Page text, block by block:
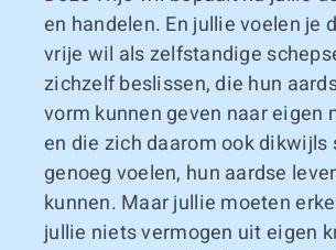
en handelen. En jullie voelen je
vrije wil als zelfstandige
zichzelf beslissen, die hun
vorm kunnen geven naar eigen
en die zich daarom ook dikwijls
genoeg voelen, hun aardse
kunnen. Maar jullie moeten
jullie niets vermogen uit eigen